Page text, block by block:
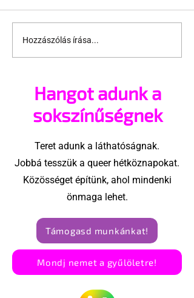
Támogathatsz és
ajánlhatsz: Te is részt
megvalósításában
Hozzászólás írása...
Hangot adunk a
sokszínűségnek
Teret adunk a láthatóságnak.
Jobbá tesszük a queer hétköznapokat.
Közösséget építünk, ahol mindenki
önmaga lehet.
Támogasd munkánkat!
Mondj nemet a gyűlöletre!